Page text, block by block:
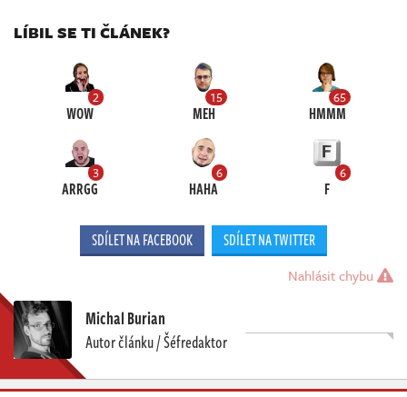
LÍBIL SE TI ČLÁNEK?
2
WOW
15
MEH
65
HMMM
3
ARRGG
6
HAHA
6
F
SDÍLET NA FACEBOOK SDÍLET NA TWITTER
Nahlásit chybu
Michal Burian
Autor článku / Šéfredaktor